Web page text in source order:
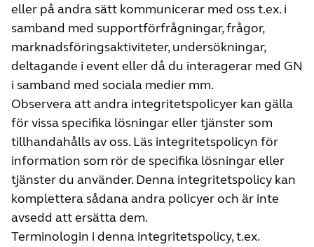
eller på andra sätt kommunicerar med oss t.ex. i
samband med supportförfrågningar, frågor,
marknadsföringsaktiviteter, undersökningar,
deltagande i event eller då du interagerar med GN
i samband med sociala medier mm.
Observera att andra integritetspolicyer kan gälla
för vissa specifika lösningar eller tjänster som
tillhandahålls av oss. Läs integritetspolicyn för
information som rör de specifika lösningar eller
tjänster du använder. Denna integritetspolicy kan
komplettera sådana andra policyer och är inte
avsedd att ersätta dem.
Terminologin i denna integritetspolicy, t.ex.